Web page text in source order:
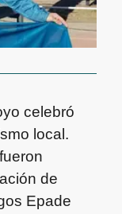
celebró
local.
de
Epade